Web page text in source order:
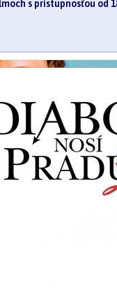
s prístupnosťou od